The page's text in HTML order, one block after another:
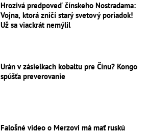
Hrozivá predpoveď čínskeho Nostradama:
Vojna, ktorá zničí starý svetový poriadok!
Už sa viackrát nemýlil
Urán v zásielkach kobaltu pre Čínu? Kongo
spúšťa preverovanie
Falošné video o Merzovi má mať ruskú